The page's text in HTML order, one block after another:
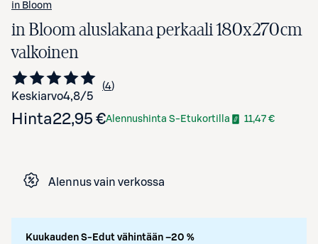
in Bloom
in Bloom aluslakana perkaali 180x270cm
valkoinen
Keskiarvo4,8/5 Siirry arvioihin
4
kappaletta
Hinta22,95 €Alennushinta S-Etukortilla 11,47 €
Alennus vain verkossa
Kuukauden S-Edut vähintään –20 %